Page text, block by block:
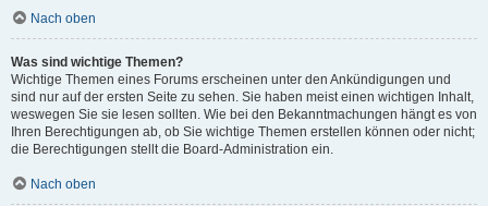
Nach oben
Was sind wichtige Themen?
Wichtige Themen eines Forums erscheinen unter den Ankündigungen und
sind nur auf der ersten Seite zu sehen. Sie haben meist einen wichtigen Inhalt,
weswegen Sie sie lesen sollten. Wie bei den Bekanntmachungen hängt es von
Ihren Berechtigungen ab, ob Sie wichtige Themen erstellen können oder nicht;
die Berechtigungen stellt die Board-Administration ein.
Nach oben